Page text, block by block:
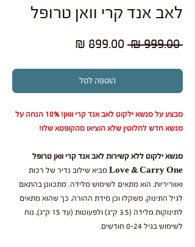
לאב אנד קרי וואן טרופל
‏999.00 ‏₪
מחיר
הוספה לסל
מבצע על מנשא ילקוט לאב אנד קרי וואן! 10% הנחה על
מנשא חדש לחלוטין שלא הוציאו מהקופסא שלו!
מנשא ילקוט ללא קשירות לאב אנד קרי וואן טרופל
Love & Carry One מביא שילוב נדיר של רכות
ואווריריות. הוא מתאים לשימוש מלידה: מתכוונן בהתאם
לגיל התינוק, משקלו וכן מידת ההורה, כך שהוא מתאים
לתינוקות מלידה (3.5 ק"ג) ולפעוטות (עד 15 ק"ג), נוח
לשימוש בגיל 0-24 חודשים.